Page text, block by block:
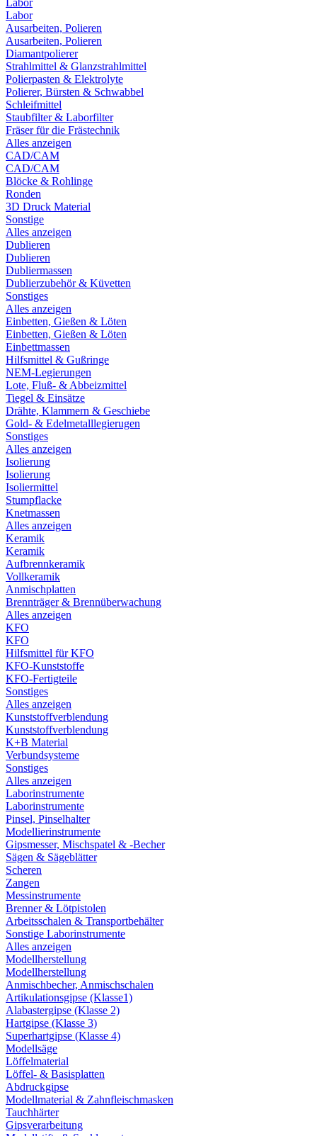
Labor
Labor
Ausarbeiten, Polieren
Ausarbeiten, Polieren
Diamantpolierer
Strahlmittel & Glanzstrahlmittel
Polierpasten & Elektrolyte
Polierer, Bürsten & Schwabbel
Schleifmittel
Staubfilter & Laborfilter
Fräser für die Frästechnik
Alles anzeigen
CAD/CAM
CAD/CAM
Blöcke & Rohlinge
Ronden
3D Druck Material
Sonstige
Alles anzeigen
Dublieren
Dublieren
Dubliermassen
Dublierzubehör & Küvetten
Sonstiges
Alles anzeigen
Einbetten, Gießen & Löten
Einbetten, Gießen & Löten
Einbettmassen
Hilfsmittel & Gußringe
NEM-Legierungen
Lote, Fluß- & Abbeizmittel
Tiegel & Einsätze
Drähte, Klammern & Geschiebe
Gold- & Edelmetalllegierugen
Sonstiges
Alles anzeigen
Isolierung
Isolierung
Isoliermittel
Stumpflacke
Knetmassen
Alles anzeigen
Keramik
Keramik
Aufbrennkeramik
Vollkeramik
Anmischplatten
Brennträger & Brennüberwachung
Alles anzeigen
KFO
KFO
Hilfsmittel für KFO
KFO-Kunststoffe
KFO-Fertigteile
Sonstiges
Alles anzeigen
Kunststoffverblendung
Kunststoffverblendung
K+B Material
Verbundsysteme
Sonstiges
Alles anzeigen
Laborinstrumente
Laborinstrumente
Pinsel, Pinselhalter
Modellierinstrumente
Gipsmesser, Mischspatel & -Becher
Sägen & Sägeblätter
Scheren
Zangen
Messinstrumente
Brenner & Lötpistolen
Arbeitsschalen & Transportbehälter
Sonstige Laborinstrumente
Alles anzeigen
Modellherstellung
Modellherstellung
Anmischbecher, Anmischschalen
Artikulationsgipse (Klasse1)
Alabastergipse (Klasse 2)
Hartgipse (Klasse 3)
Superhartgipse (Klasse 4)
Modellsäge
Löffelmaterial
Löffel- & Basisplatten
Abdruckgipse
Modellmaterial & Zahnfleischmasken
Tauchhärter
Gipsverarbeitung